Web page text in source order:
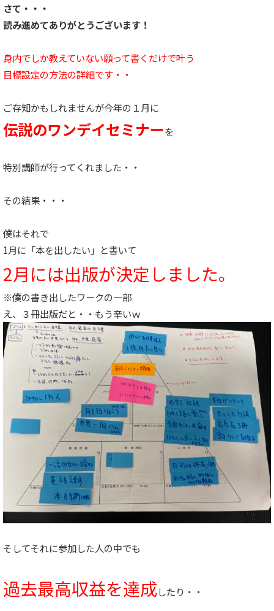
さて・・・
読み進めてありがとうございます！
身内でしか教えていない願って書くだけで叶う
目標設定の方法の詳細です・・
ご存知かもしれませんが今年の１月に
伝説のワンデイセミナーを
特別講師が行ってくれました・・
その結果・・・
僕はそれで
1月に「本を出したい」と書いて
2月には出版が決定しました。
※僕の書き出したワークの一部
え、３冊出版だと・・もう辛いｗ
そしてそれに参加した人の中でも
過去最高収益を達成したり・・